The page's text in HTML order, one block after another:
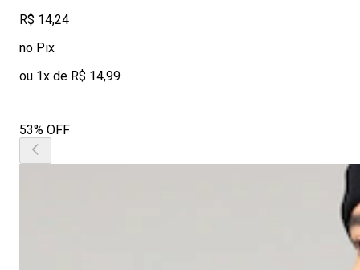
R$ 14,24
no Pix
ou 1x de R$ 14,99
53% OFF